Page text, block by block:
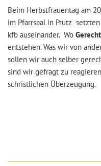
Beim Herbstfrauentag am
im Pfarrsaal in Prutz
kfb auseinander. Wo
entstehen. Was wir von
sollen wir auch selber
sind wir gefragt zu
schristlichen Überzeugung.